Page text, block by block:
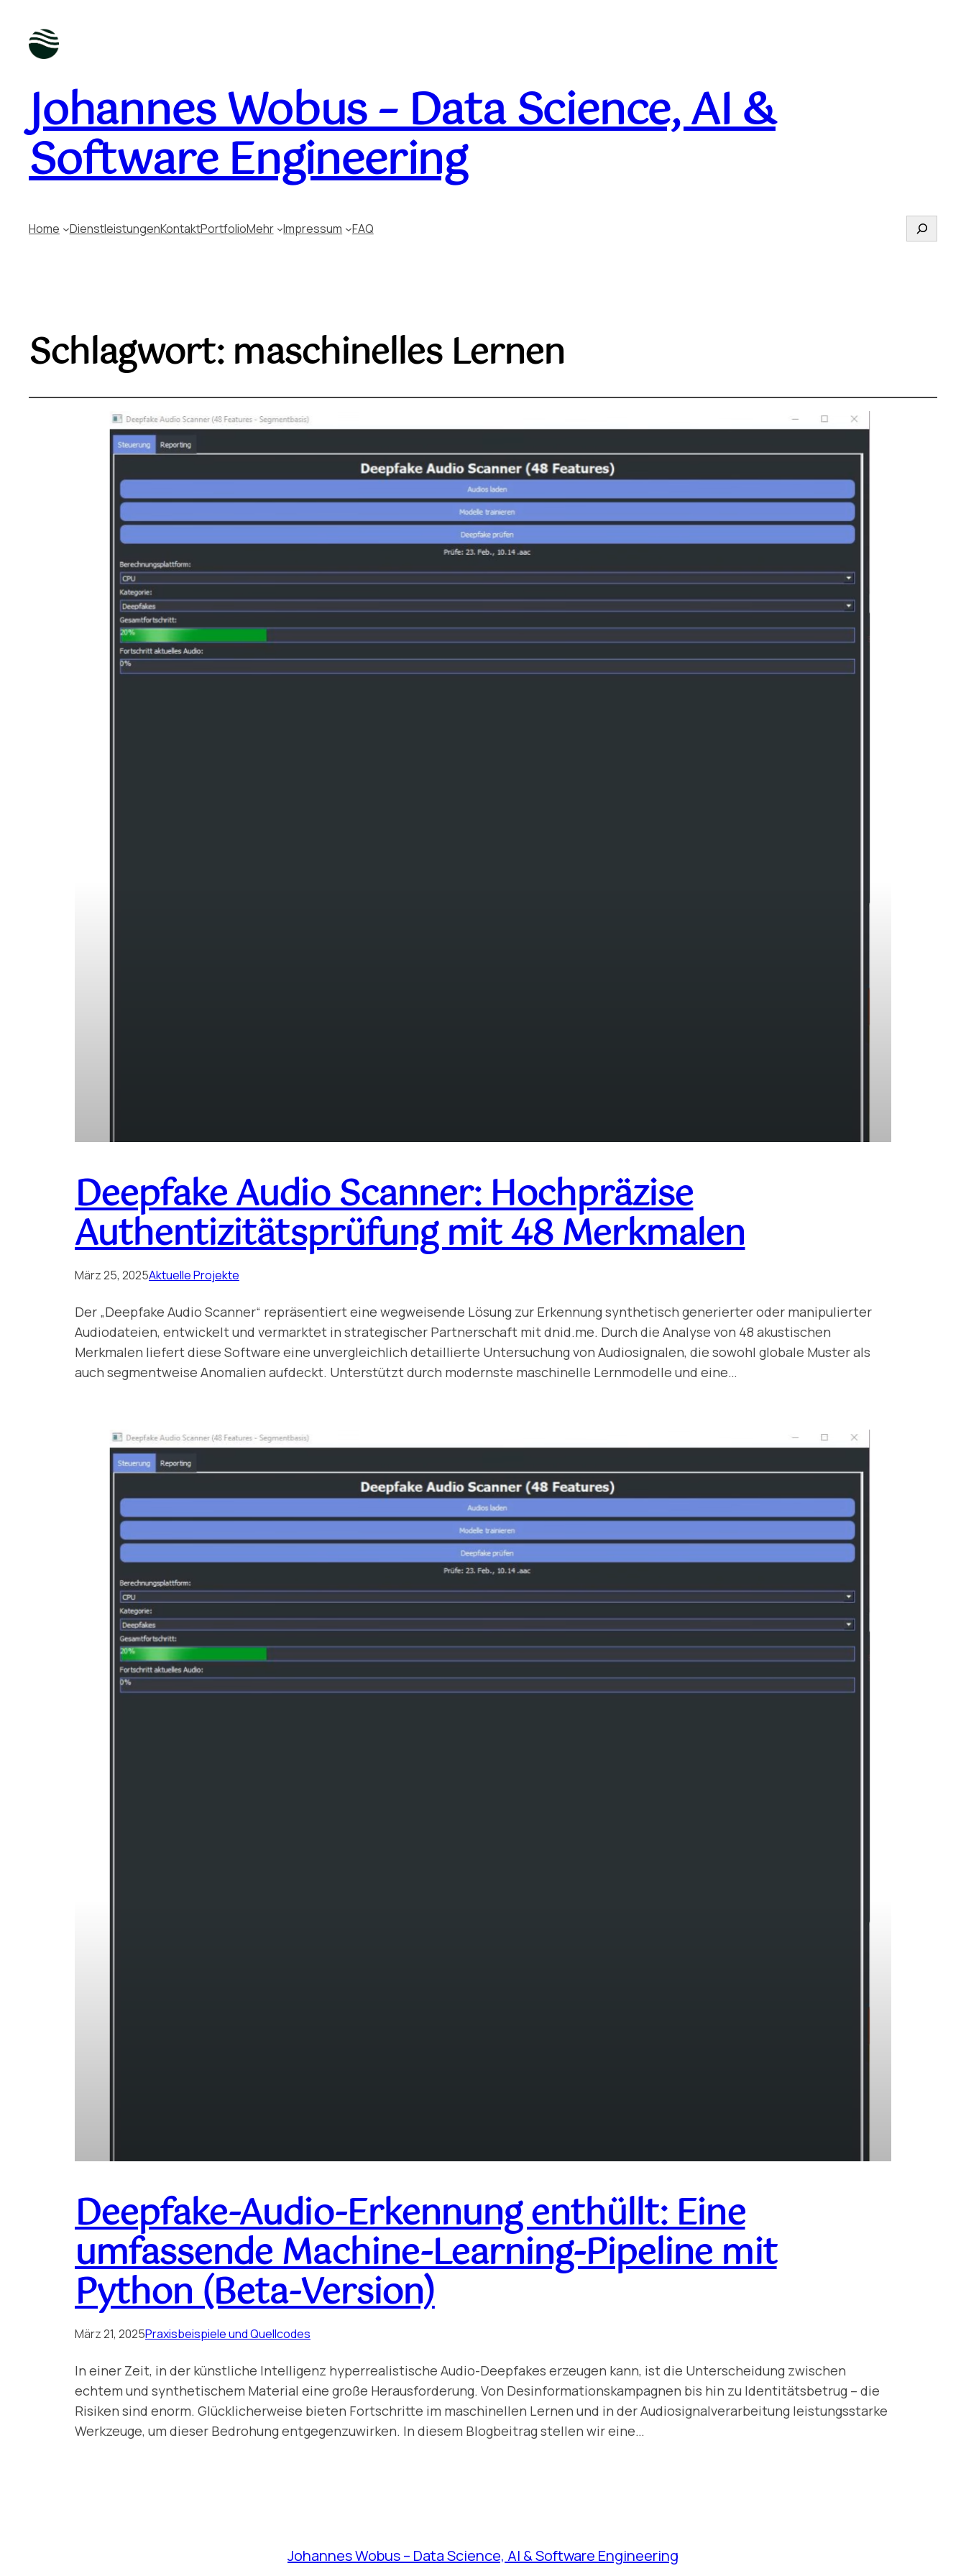
Johannes Wobus – Data Science, AI &
Software Engineering
Home DienstleistungenKontaktPortfolioMehr Impressum FAQ Suchen
Schlagwort:maschinelles Lernen
Deepfake Audio Scanner: Hochpräzise
Authentizitätsprüfung mit 48 Merkmalen
März 25, 2025Aktuelle Projekte
Der „Deepfake Audio Scanner“ repräsentiert eine wegweisende Lösung zur Erkennung synthetisch generierter oder manipulierter
Audiodateien, entwickelt und vermarktet in strategischer Partnerschaft mit dnid.me. Durch die Analyse von 48 akustischen
Merkmalen liefert diese Software eine unvergleichlich detaillierte Untersuchung von Audiosignalen, die sowohl globale Muster als
auch segmentweise Anomalien aufdeckt. Unterstützt durch modernste maschinelle Lernmodelle und eine…
Deepfake-Audio-Erkennung enthüllt: Eine
umfassende Machine-Learning-Pipeline mit
Python (Beta-Version)
März 21, 2025Praxisbeispiele und Quellcodes
In einer Zeit, in der künstliche Intelligenz hyperrealistische Audio-Deepfakes erzeugen kann, ist die Unterscheidung zwischen
echtem und synthetischem Material eine große Herausforderung. Von Desinformationskampagnen bis hin zu Identitätsbetrug – die
Risiken sind enorm. Glücklicherweise bieten Fortschritte im maschinellen Lernen und in der Audiosignalverarbeitung leistungsstarke
Werkzeuge, um dieser Bedrohung entgegenzuwirken. In diesem Blogbeitrag stellen wir eine…
Johannes Wobus – Data Science, AI & Software Engineering